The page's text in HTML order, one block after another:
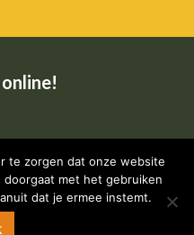
instelling
te zorgen dat onze website
doorgaat met het gebruiken
dat je ermee instemt.